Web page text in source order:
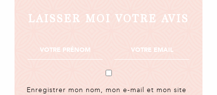
LAISSER MOI VOTRE AVIS
Enregistrer mon nom, mon e-mail et mon site